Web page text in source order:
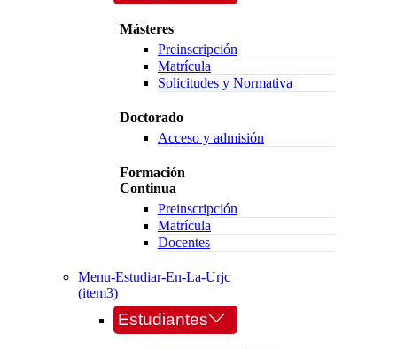
Másteres
Preinscripción
Matrícula
Solicitudes y Normativa
Doctorado
Acceso y admisión
Formación
Continua
Preinscripción
Matrícula
Docentes
Menu-Estudiar-En-La-Urjc
(item3)
Estudiantes